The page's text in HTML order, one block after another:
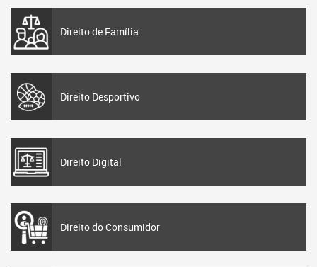
Direito de Família
Direito Desportivo
Direito Digital
Direito do Consumidor